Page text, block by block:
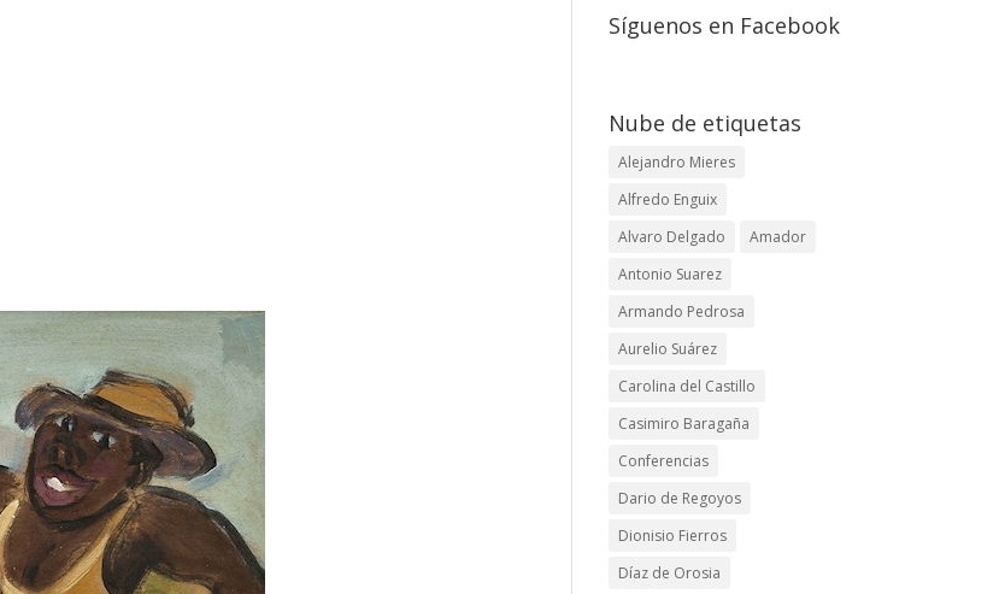
Síguenos en Facebook
Nube de etiquetas
Alejandro Mieres
Alfredo Enguix
Alvaro Delgado
Amador
Antonio Suarez
Armando Pedrosa
Aurelio Suárez
Carolina del Castillo
Casimiro Baragaña
Conferencias
Dario de Regoyos
Dionisio Fierros
Díaz de Orosia